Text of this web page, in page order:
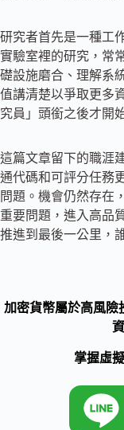
研究者首先是一種工
實驗室裡的研究，常
礎設施磨合、理解系
值講清楚以爭取更多
究員」頭銜之後才開
這篇文章留下的職涯
通代碼和可評分任務
問題。機會仍然存在
重要問題，進入高品
推進到最後一公里，
加密貨幣屬於高風險
掌握虛